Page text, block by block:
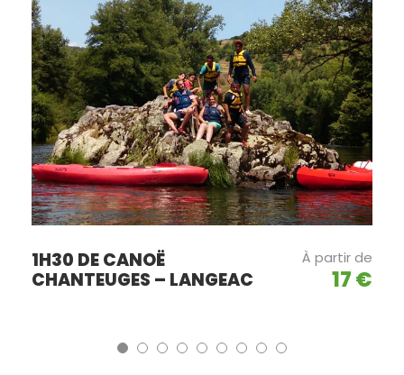
1H30 DE CANOË
CHANTEUGES – LANGEAC
À partir de
17 €